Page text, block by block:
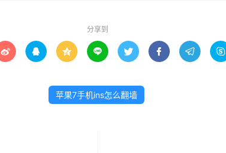
分享到
       
苹果7手机ins怎么翻墙